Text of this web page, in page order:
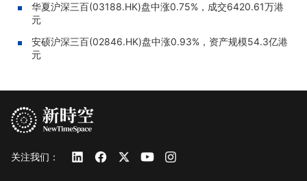
华夏沪深三百(03188.HK)盘中涨0.75%，成交6420.61万港
元
安硕沪深三百(02846.HK)盘中涨0.93%，资产规模54.3亿港
元
关注我们：